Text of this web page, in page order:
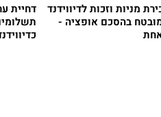
מניות וזכות לדיווידנד
בהסכם אופציה -
דחיית